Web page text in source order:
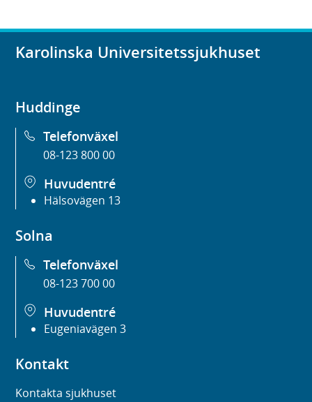
Karolinska Universitetssjukhuset
Huddinge
Telefonväxel
08-123 800 00
Huvudentré
Hälsovägen 13
Solna
Telefonväxel
08-123 700 00
Huvudentré
Eugeniavägen 3
Kontakt
Kontakta sjukhuset